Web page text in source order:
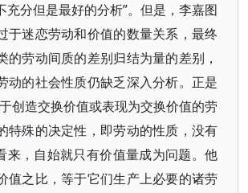
充分但是最好的分析”。但是，李嘉图
于迷恋劳动和价值的数量关系，最终
的劳动间质的差别归结为量的差别，
动的社会性质仍缺乏深入分析。正是
创造交换价值或表现为交换价值的劳
特殊的决定性，即劳动的性质，没有
来，自始就只有价值量成为问题。他
值之比，等于它们生产上必要的诸劳